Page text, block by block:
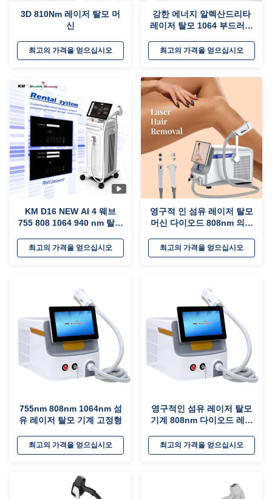
3D 810Nm 레이저 탈모 머
신
최고의 가격을 얻으십시오
강한 에너지 알렉산드리타
레이저 탈모 1064 부드러운
755 알렉산드리타 탈모 기계
최고의 가격을 얻으십시오
KM D16 NEW AI 4 웨브
755 808 1064 940 nm 탈모
이저 기계
최고의 가격을 얻으십시오
영구적 인 섬유 레이저 탈모
머신 다이오드 808nm 의료
최고의 가격을 얻으십시오
755nm 808nm 1064nm 섬
유 레이저 탈모 기계 고정형
최고의 가격을 얻으십시오
영구적인 섬유 레이저 탈모
기계 808nm 다이오드 레이
최고의 가격을 얻으십시오